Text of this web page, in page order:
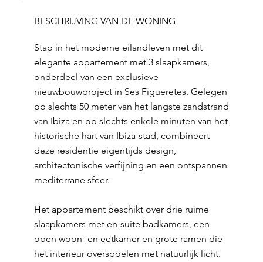
BESCHRIJVING VAN DE WONING
Stap in het moderne eilandleven met dit
elegante appartement met 3 slaapkamers,
onderdeel van een exclusieve
nieuwbouwproject in Ses Figueretes. Gelegen
op slechts 50 meter van het langste zandstrand
van Ibiza en op slechts enkele minuten van het
historische hart van Ibiza-stad, combineert
deze residentie eigentijds design,
architectonische verfijning en een ontspannen
mediterrane sfeer.
Het appartement beschikt over drie ruime
slaapkamers met en-suite badkamers, een
open woon- en eetkamer en grote ramen die
het interieur overspoelen met natuurlijk licht.